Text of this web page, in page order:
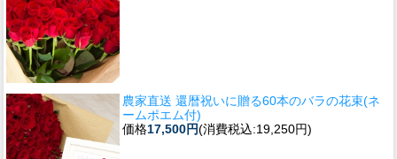
農家直送 還暦祝いに贈る60本のバラの花束(ネ
ームポエム付)
価格17,500円(消費税込:19,250円)